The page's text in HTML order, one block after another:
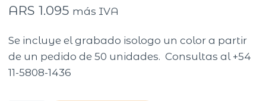
ARS 1.095 más IVA
Se incluye el grabado isologo un color a partir
de un pedido de 50 unidades. Consultas al +54
11-5808-1436